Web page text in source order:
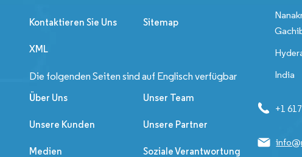
Kontaktieren Sie Uns Sitemap
XML
Die folgenden Seiten sind auf Englisch verfügbar
Über Uns Unser Team
Unsere Kunden Unsere Partner
Medien Soziale Verantwortung
India
+1